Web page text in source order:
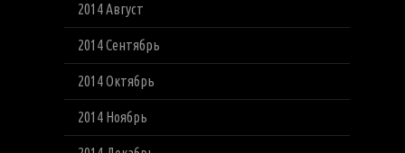
2014 Август
2014 Сентябрь
2014 Октябрь
2014 Ноябрь